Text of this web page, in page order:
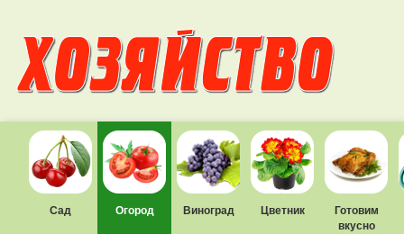
Сад Огород Виноград Цветник
Готовим
вкусно